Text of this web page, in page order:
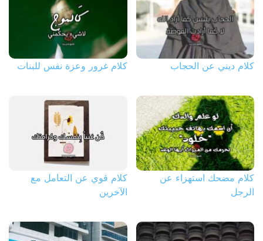
كلام ديني عن الحجاب كلام غرور وعزة نفس للبنات
كلام مضحك استهزاء عن
الرجل
كلام قوي عن التعامل مع
الآخرين